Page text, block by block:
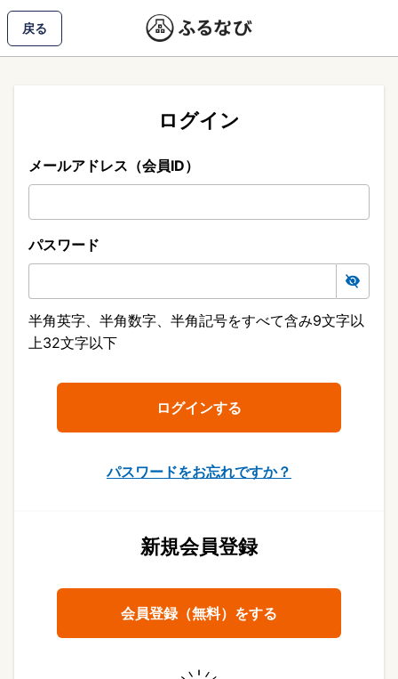
戻る
ログイン
メールアドレス（会員ID）
パスワード
半角英字、半角数字、半角記号をすべて含み9文字以
上32文字以下
パスワードをお忘れですか？
新規会員登録
会員登録（無料）をする